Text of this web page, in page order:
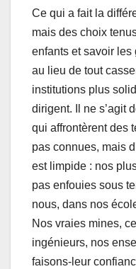
Ce qui a fait la
mais des choix
enfants et savoir les
au lieu de tout
institutions plus
dirigent. Il ne s’agit
qui affrontèrent des
pas connues, mais
est limpide : nos
pas enfouies sous
nous, dans nos
Nos vraies mines,
ingénieurs, nos
faisons-leur